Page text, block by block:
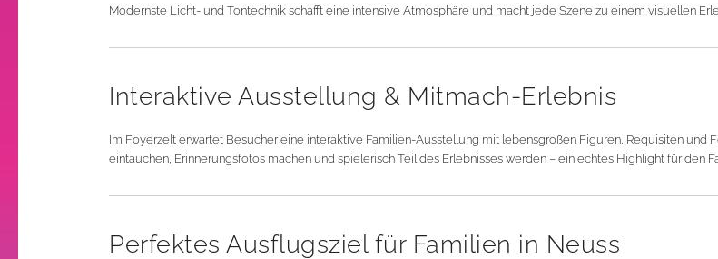
Modernste Licht- und Tontechnik schafft eine intensive Atmosphäre und macht jede Szene zu einem visuellen
Interaktive Ausstellung & Mitmach-Erlebnis
Im Foyerzelt erwartet Besucher eine interaktive Familien-Ausstellung mit lebensgroßen Figuren, Requisiten und
eintauchen, Erinnerungsfotos machen und spielerisch Teil des Erlebnisses werden – ein echtes Highlight für den
Perfektes Ausflugsziel für Familien in Neuss